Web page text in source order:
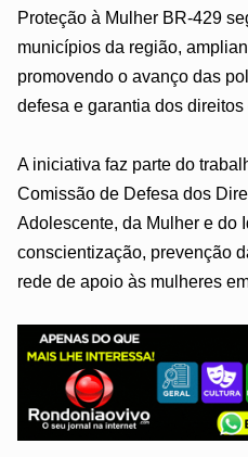
Proteção à Mulher BR-429
municípios da região,
promovendo o avanço das
defesa e garantia dos
A iniciativa faz parte do
Comissão de Defesa dos
Adolescente, da Mulher e do
conscientização, prevenção
rede de apoio às mulheres